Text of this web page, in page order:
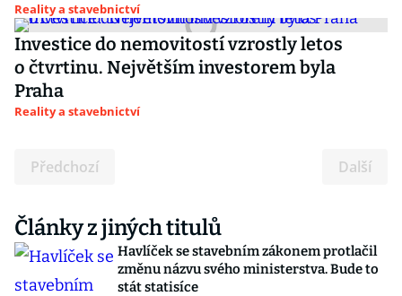
Reality a stavebnictví
Investice do nemovitostí vzrostly letos
o čtvrtinu. Největším investorem byla
Praha
Reality a stavebnictví
Předchozí Další
Články z jiných titulů
Havlíček se stavebním zákonem protlačil
změnu názvu svého ministerstva. Bude to
stát statisíce